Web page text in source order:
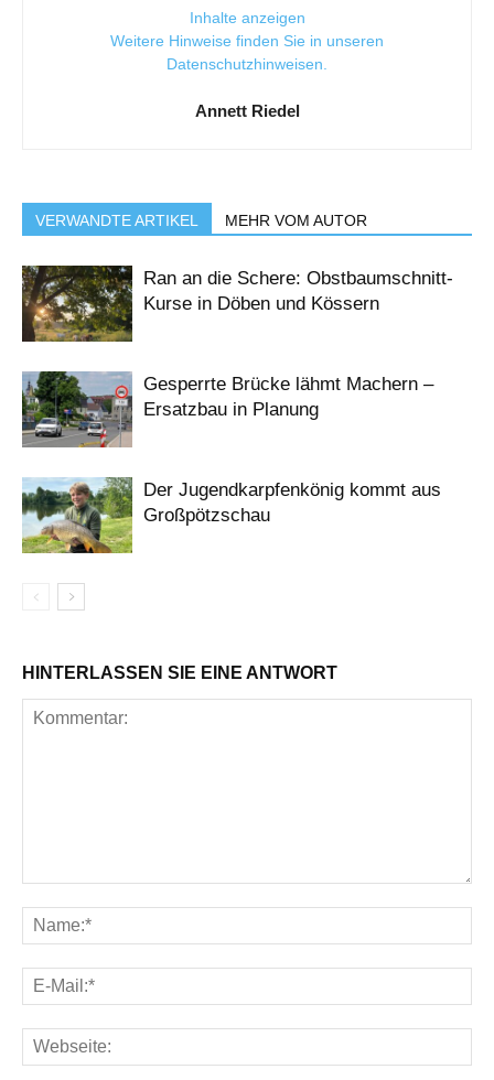
Inhalte anzeigen
Weitere Hinweise finden Sie in unseren
Datenschutzhinweisen
Annett Riedel
VERWANDTE ARTIKEL MEHR VOM AUTOR
Ran an die Schere: Obstbaumschnitt-
Kurse in Döben und Kössern
Gesperrte Brücke lähmt Machern –
Ersatzbau in Planung
Der Jugendkarpfenkönig kommt aus
Großpötzschau
HINTERLASSEN SIE EINE ANTWORT